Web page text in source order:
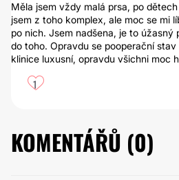
Měla jsem vždy malá prsa, po
jsem z toho komplex, ale moc se mi
po nich. Jsem nadšena, je to
do toho. Opravdu se pooperační
klinice luxusní, opravdu všichni moc
1
KOMENTÁŘŮ (0)